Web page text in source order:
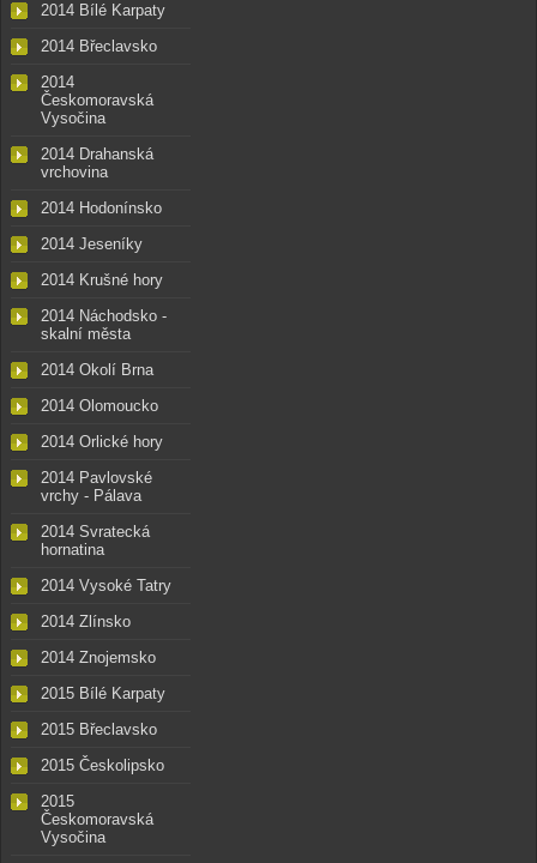
2014 Bílé Karpaty
2014 Břeclavsko
2014
Českomoravská
Vysočina
2014 Drahanská
vrchovina
2014 Hodonínsko
2014 Jeseníky
2014 Krušné hory
2014 Náchodsko -
skalní města
2014 Okolí Brna
2014 Olomoucko
2014 Orlické hory
2014 Pavlovské
vrchy - Pálava
2014 Svratecká
hornatina
2014 Vysoké Tatry
2014 Zlínsko
2014 Znojemsko
2015 Bílé Karpaty
2015 Břeclavsko
2015 Českolipsko
2015
Českomoravská
Vysočina